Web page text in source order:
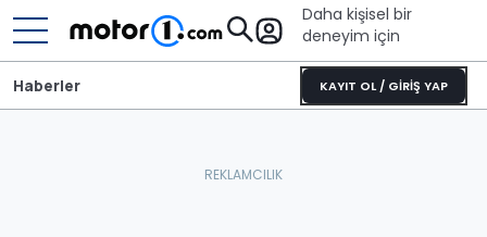
Daha kişisel bir
deneyim için
KAYIT OL / GİRİŞ YAP
Haberler